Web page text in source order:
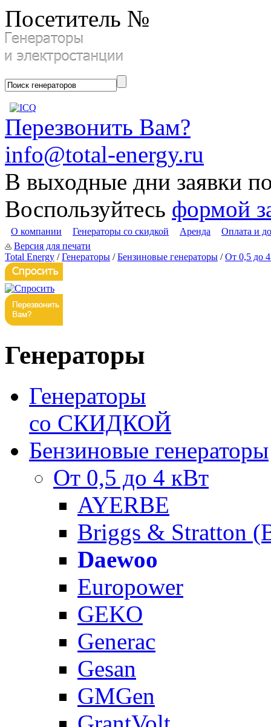
Посетитель №
Перезвонить Вам?
info@total-energy.ru
В выходные дни заявки
Воспользуйтесь формой
О компании Генераторы со скидкой Аренда
Оплата и
Версия для печати
Total Energy /Генераторы /Бензиновые генераторы /От 0,5 до
Генераторы
Генераторы
со СКИДКОЙ
Бензиновые генераторы
От 0,5 до 4 кВт
AYERBE
Briggs & Stratton
Daewoo
Europower
GEKO
Generac
Gesan
GMGen